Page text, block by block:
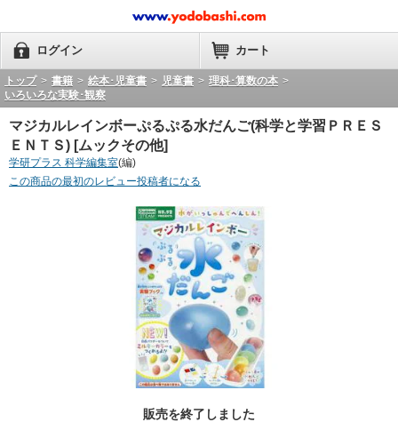
ログイン カート
トップ > 書籍 > 絵本･児童書 > 児童書 > 理科･算数の本 >
いろいろな実験･観察
マジカルレインボーぷるぷる水だんご(科学と学習ＰＲＥＳ
ＥＮＴＳ) [ムックその他]
学研プラス 科学編集室(編)
この商品の最初のレビュー投稿者になる
販売を終了しました